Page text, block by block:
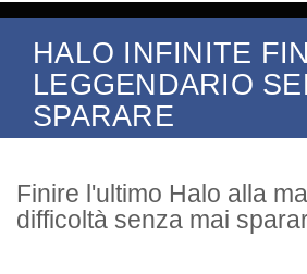
HALO INFINITE
LEGGENDARIO
SPARARE
Finire l'ultimo Halo alla
difficoltà senza mai